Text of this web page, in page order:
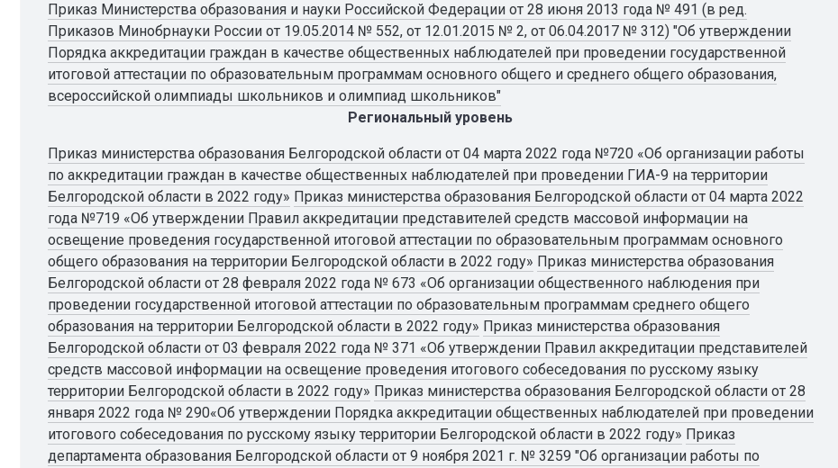
Приказ Министерства образования и науки Российской Федерации от 28 июня 2013 года № 491 (в ред.
Приказов Минобрнауки России от 19.05.2014 № 552, от 12.01.2015 № 2, от 06.04.2017 № 312) "Об утверждении
Порядка аккредитации граждан в качестве общественных наблюдателей при проведении государственной
итоговой аттестации по образовательным программам основного общего и среднего общего образования,
всероссийской олимпиады школьников и олимпиад школьников"
Региональный уровень
Приказ министерства образования Белгородской области от 04 марта 2022 года №720 «Об организации работы
по аккредитации граждан в качестве общественных наблюдателей при проведении ГИА-9 на территории
Белгородской области в 2022 году» Приказ министерства образования Белгородской области от 04 марта 2022
года №719 «Об утверждении Правил аккредитации представителей средств массовой информации на
освещение проведения государственной итоговой аттестации по образовательным программам основного
общего образования на территории Белгородской области в 2022 году» Приказ министерства образования
Белгородской области от 28 февраля 2022 года № 673 «Об организации общественного наблюдения при
проведении государственной итоговой аттестации по образовательным программам среднего общего
образования на территории Белгородской области в 2022 году» Приказ министерства образования
Белгородской области от 03 февраля 2022 года № 371 «Об утверждении Правил аккредитации представителей
средств массовой информации на освещение проведения итогового собеседования по русскому языку
территории Белгородской области в 2022 году» Приказ министерства образования Белгородской области от 28
января 2022 года № 290«Об утверждении Порядка аккредитации общественных наблюдателей при проведении
итогового собеседования по русскому языку территории Белгородской области в 2022 году» Приказ
департамента образования Белгородской области от 9 ноября 2021 г. № 3259 "Об организации работы по